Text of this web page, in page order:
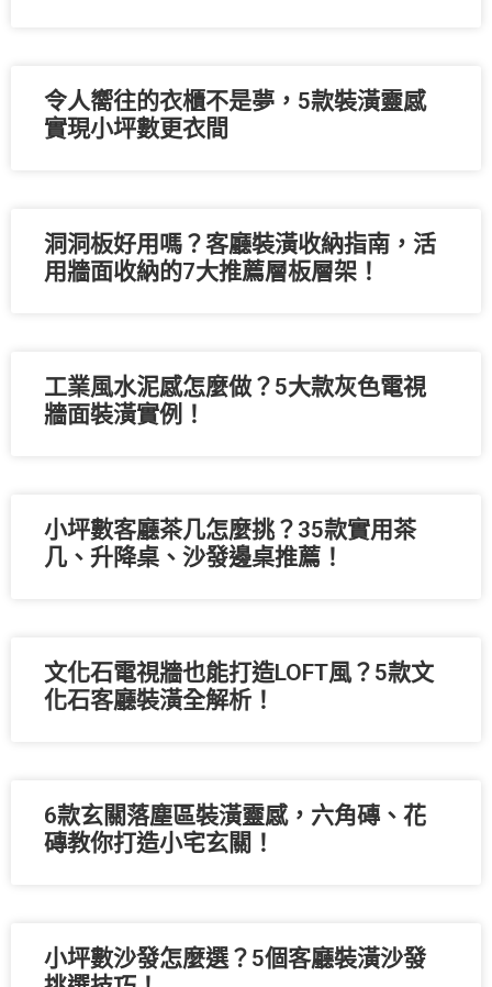
令人嚮往的衣櫃不是夢，5款裝潢靈感
實現小坪數更衣間
洞洞板好用嗎？客廳裝潢收納指南，活
用牆面收納的7大推薦層板層架！
工業風水泥感怎麼做？5大款灰色電視
牆面裝潢實例！
小坪數客廳茶几怎麼挑？35款實用茶
几、升降桌、沙發邊桌推薦！
文化石電視牆也能打造LOFT風？5款文
化石客廳裝潢全解析！
6款玄關落塵區裝潢靈感，六角磚、花
磚教你打造小宅玄關！
小坪數沙發怎麼選？5個客廳裝潢沙發